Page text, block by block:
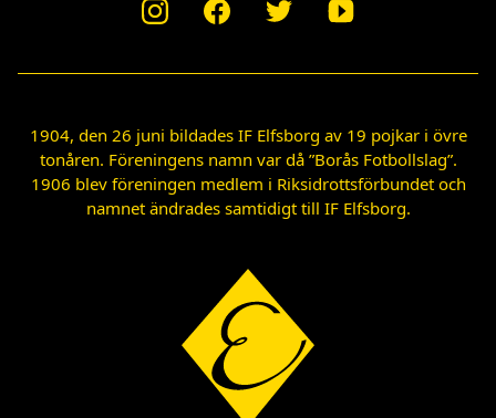
1904, den 26 juni bildades IF Elfsborg av 19 pojkar i övre
tonåren. Föreningens namn var då ”Borås Fotbollslag”.
1906 blev föreningen medlem i Riksidrottsförbundet och
namnet ändrades samtidigt till IF Elfsborg.